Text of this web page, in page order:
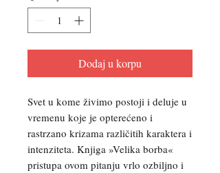
Dodaj u korpu
Svet u kome živimo postoji i deluje u
vremenu koje je opterećeno i
rastrzano krizama različitih karaktera i
intenziteta. Knjiga »Velika borba«
pristupa ovom pitanju vrlo ozbiljno i